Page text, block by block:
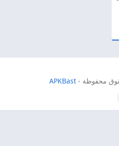
APKBast